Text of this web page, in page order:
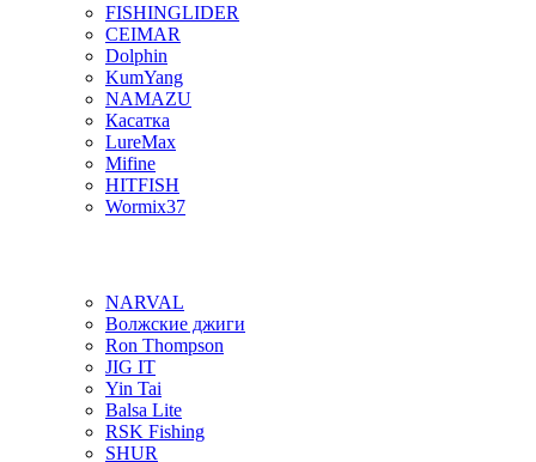
FISHINGLIDER
CEIMAR
Dolphin
KumYang
NAMAZU
Касатка
LureMax
Mifine
HITFISH
Wormix37
NARVAL
Волжские джиги
Ron Thompson
JIG IT
Yin Tai
Balsa Lite
RSK Fishing
SHUR